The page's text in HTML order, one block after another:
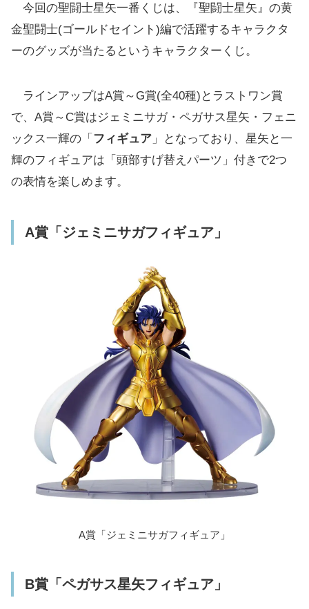
黄金聖闘士の「ビッグメタリックシート」
「アクスタ」「ビジュアルボード」「メタリ
ック色紙」もあり
E賞「アクリルスタンド」(全12種/ランダム)
F賞「ビジュアルボード」(全12種)
G賞「メタリック色紙」(全12種)
ラストワン賞は「ジェミニサガフィギュアラ
ンも実施
ローソンほか取り扱い店舗
今回の聖闘士星矢一番くじは、『聖闘士星矢』の黄
金聖闘士(ゴールドセイント)編で活躍するキャラクタ
ーのグッズが当たるというキャラクターくじ。
ラインアップはA賞～G賞(全40種)とラストワン賞
で、A賞～C賞はジェミニサガ・ペガサス星矢・フェニ
ックス一輝の「 フィギュア 」となっており、星矢と一
輝のフィギュアは「頭部すげ替えパーツ」付きで2つ
の表情を楽しめます。
A賞「ジェミニサガフィギュア」
A賞「ジェミニサガフィギュア」
B賞「ペガサス星矢フィギュア」